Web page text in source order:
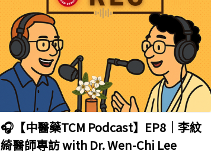
🎧【中醫藥TCM Podcast】EP8｜李紋
綺醫師專訪 with Dr. Wen-Chi Lee